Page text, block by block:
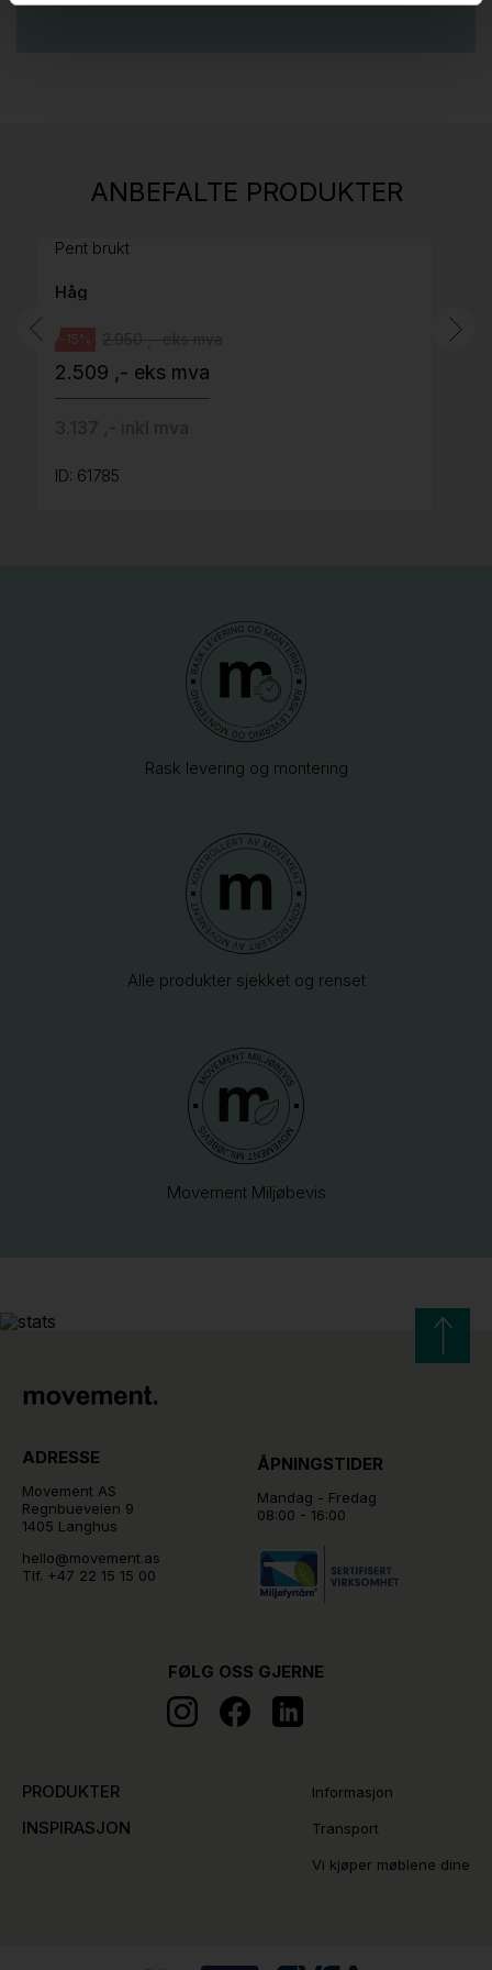
ANBEFALTE PRODUKTER
Pent brukt
Håg
-15%
2.509 ,- eks mva
ID: 61785
Rask levering og montering
Alle produkter sjekket og renset
Movement Miljøbevis
ADRESSE
Movement AS
Regnbueveien 9
1405 Langhus
hello@movement.as
Tlf. +47 22 15 15 00
ÅPNINGSTIDER
Mandag - Fredag
08:00 - 16:00
PRODUKTER
INSPIRASJON
Informasjon
Transport
Vi kjøper møblene dine
FØLG OSS GJERNE